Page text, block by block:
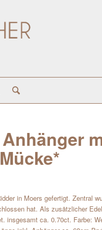
in Moers gefertigt. Zentral
hat. Als zusätzlicher
insgesamt ca. 0.70ct. Farbe: